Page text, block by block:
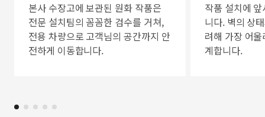
본사 수장고에 보관된 원화 작품은
전문 설치팀의 꼼꼼한 검수를 거쳐,
전용 차량으로 고객님의 공간까지 안
전하게 이동합니다.
작품 설치에
니다. 벽의 상
려해 가장 어
계합니다.